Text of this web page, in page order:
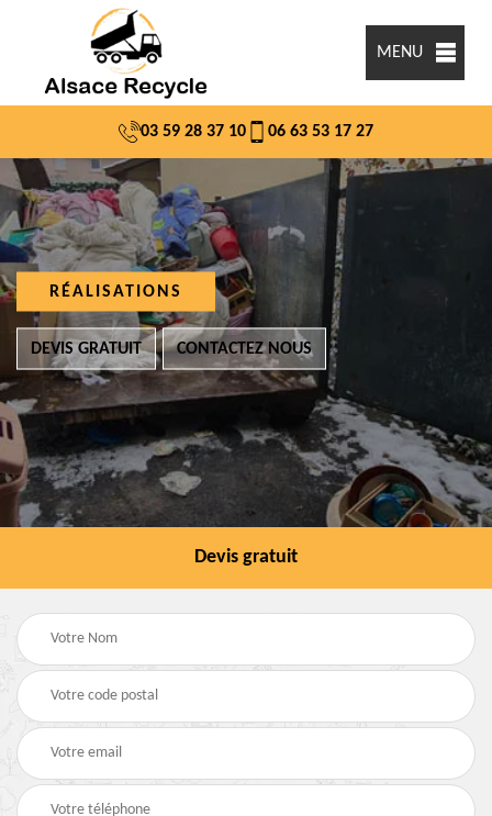
MENU
03 59 28 37 10 06 63 53 17 27
RÉALISATIONS
DEVIS GRATUIT CONTACTEZ NOUS
Devis gratuit